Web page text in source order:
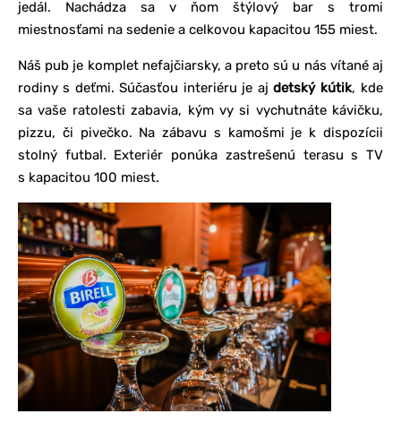
jedál. Nachádza sa v ňom štýlový bar s tromi
miestnosťami na sedenie a celkovou kapacitou 155 miest.
Náš pub je komplet nefajčiarsky, a preto sú u nás vítané aj
rodiny s deťmi. Súčasťou interiéru je aj detský kútik, kde
sa vaše ratolesti zabavia, kým vy si vychutnáte kávičku,
pizzu, či pivečko. Na zábavu s kamošmi je k dispozícii
stolný futbal. Exteriér ponúka zastrešenú terasu s TV
s kapacitou 100 miest.